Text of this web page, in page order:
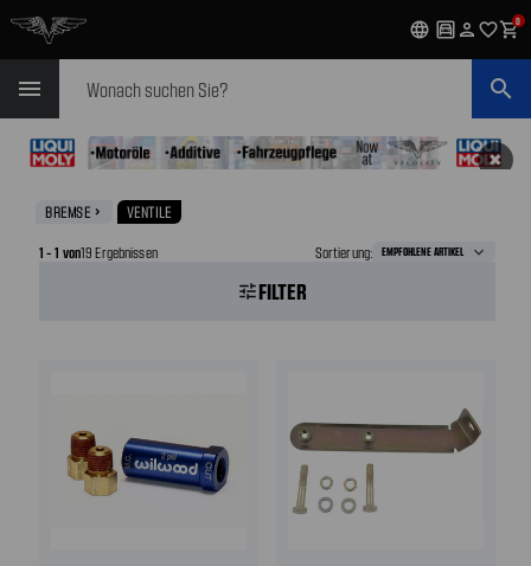
language garage person favorite_outlineshopping_cart0
menu search
✖
BREMSE navigate_next VENTILE
1 - 1 von19 Ergebnissen Sortierung:
tuneFILTER